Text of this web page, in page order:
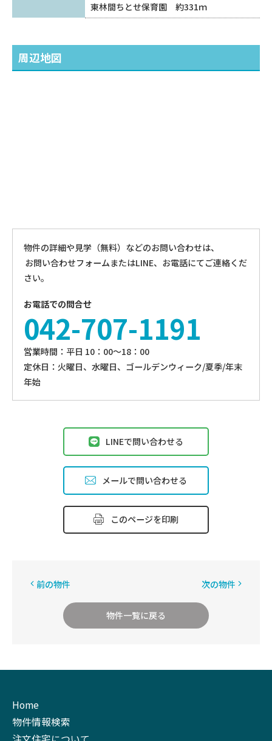
東林間ちとせ保育園 約331ｍ
周辺地図
物件の詳細や見学（無料）などのお問い合わせは、
お問い合わせフォームまたはLINE、お電話にてご連絡くだ
さい。
お電話での問合せ
042-707-1191
営業時間：平⽇ 10：00〜18：00
定休⽇：火曜日、⽔曜⽇、ゴールデンウィーク/夏季/年末
年始
LINEで問い合わせる
メールで問い合わせる
このページを印刷
前の物件
物件一覧に戻る
次の物件
Home
物件情報検索